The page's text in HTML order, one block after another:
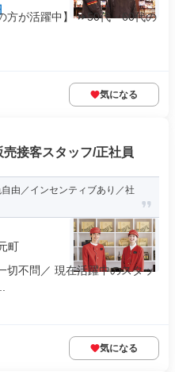
方が活躍中】 ⏩50代・60代の
気になる
売接客スタッフ/正社員
由／インセンティブあり／社
町
切不問／ 現在活躍中のスタッ
気になる